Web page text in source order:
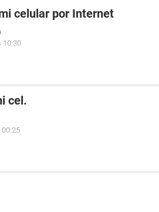
celular por Internet
10:30
cel.
00:25